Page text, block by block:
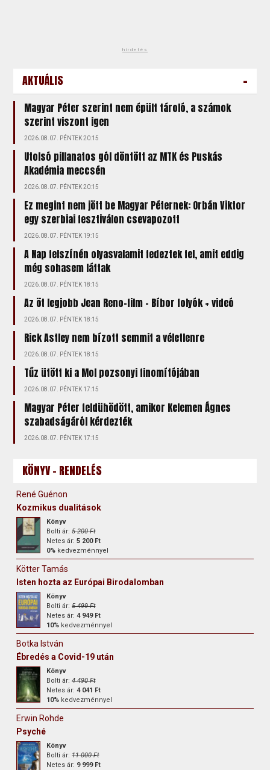
hirdetés
AKTUÁLIS -
Magyar Péter szerint nem épült tároló, a számok
szerint viszont igen
2026.08.07. PÉNTEK 20:15
Utolsó pillanatos gól döntött az MTK és Puskás
Akadémia meccsén
2026.08.07. PÉNTEK 20:15
Ez megint nem jött be Magyar Péternek: Orbán Viktor
egy szerbiai fesztiválon csevapozott
2026.08.07. PÉNTEK 19:15
A Nap felszínén olyasvalamit fedeztek fel, amit eddig
még sohasem láttak
2026.08.07. PÉNTEK 18:15
Az öt legjobb Jean Reno-film – Bíbor folyók + videó
2026.08.07. PÉNTEK 18:15
Rick Astley nem bízott semmit a véletlenre
2026.08.07. PÉNTEK 18:15
Tűz ütött ki a Mol pozsonyi finomítójában
2026.08.07. PÉNTEK 17:15
Magyar Péter feldühödött, amikor Kelemen Ágnes
szabadságáról kérdezték
2026.08.07. PÉNTEK 17:15
KÖNYV - RENDELÉS
René Guénon
Kozmikus dualitások
Könyv
Bolti ár:5 200 Ft
Netes ár:5 200 Ft
0% kedvezménnyel
Kötter Tamás
Isten hozta az Európai Birodalomban
Könyv
Bolti ár:5 499 Ft
Netes ár:4 949 Ft
10% kedvezménnyel
Botka István
Ébredés a Covid-19 után
Könyv
Bolti ár:4 490 Ft
Netes ár:4 041 Ft
10% kedvezménnyel
Erwin Rohde
Psyché
Könyv
Bolti ár:11 000 Ft
Netes ár: 9 999 Ft